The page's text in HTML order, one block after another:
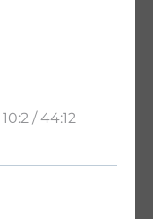
10:2 / 44:12